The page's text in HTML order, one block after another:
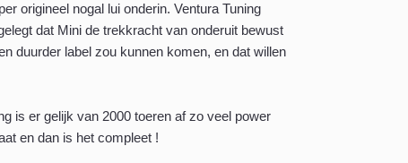
origineel nogal lui onderin. Ventura Tuning
dat Mini de trekkracht van onderuit bewust
duurder label zou kunnen komen, en dat willen
is er gelijk van 2000 toeren af zo veel power
en dan is het compleet !